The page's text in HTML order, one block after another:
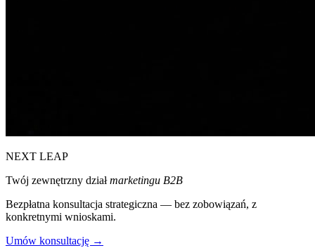
NEXT LEAP
Twój zewnętrzny działmarketingu B2B
Bezpłatna konsultacja strategiczna — bez zobowiązań, z
konkretnymi wnioskami.
Umów konsultację →